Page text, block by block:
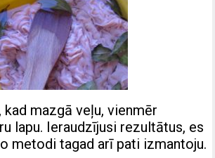
kad mazgā veļu, vienmēr
lapu. Ieraudzījusi rezultātus, es
metodi tagad arī pati izmantoju.